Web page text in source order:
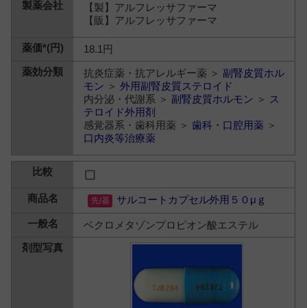
【製】アルフレッサファーマ
【販】アルフレッサファーマ
18.1円
抗炎症薬・抗アレルギー薬 ＞ 副腎皮質ホル
モン ＞外用副腎皮質ステロイド
内分泌・代謝系 ＞ 副腎皮質ホルモン ＞ ス
テロイド外用剤
感覚器系・歯科用薬 ＞歯科・口腔用薬 ＞
口内炎等治療薬
サルコートカプセル外用５０μｇ
ベクロメタゾンプロピオン酸エステル